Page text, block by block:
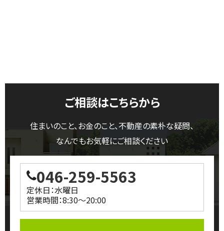
ご相談はこちらから
住まいのこと、お金のこと、不動産の素朴な疑問、
なんでもお気軽にご相談ください
046-259-5563
定休日：水曜日
営業時間：8:30～20:00